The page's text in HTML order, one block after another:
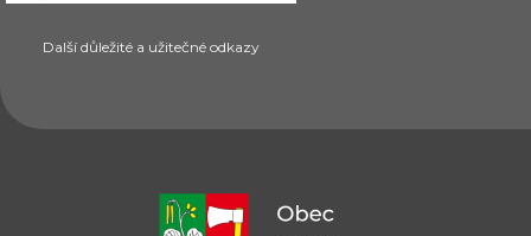
Další důležité a užitečné odkazy